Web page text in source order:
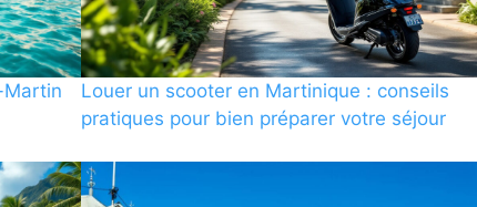
Martin
Louer un scooter en Martinique : conseils
pratiques pour bien préparer votre séjour